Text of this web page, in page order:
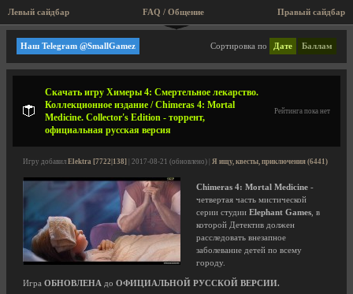
Левый сайдбар FAQ / Общение
Elephant Games
Сортировка по Дате Баллам
Наш Telegram @SmallGamez
Скачать игру Химеры 4: Смертельное лекарство.
Коллекционное издание / Chimeras 4: Mortal
Medicine. Collector's Edition - торрент,
официальная русская версия
Рейтинга пока нет
Игру добавил Elektra [7722|138] | 2017-08-21 (обновлено) | Я ищу, квесты, приключения (6441)
Chimeras 4: Mortal Medicine -
четвертая часть мистической
серии студии Elephant Games , в
которой Детектив должен
расследовать внезапное
заболевание детей по всему
городу.
Игра ОБНОВЛЕНА до ОФИЦИАЛЬНОЙ РУССКОЙ ВЕРСИИ.